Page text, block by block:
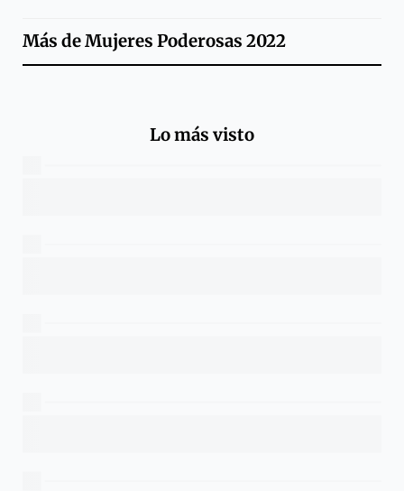
Más deMujeres Poderosas 2022
Lo más visto